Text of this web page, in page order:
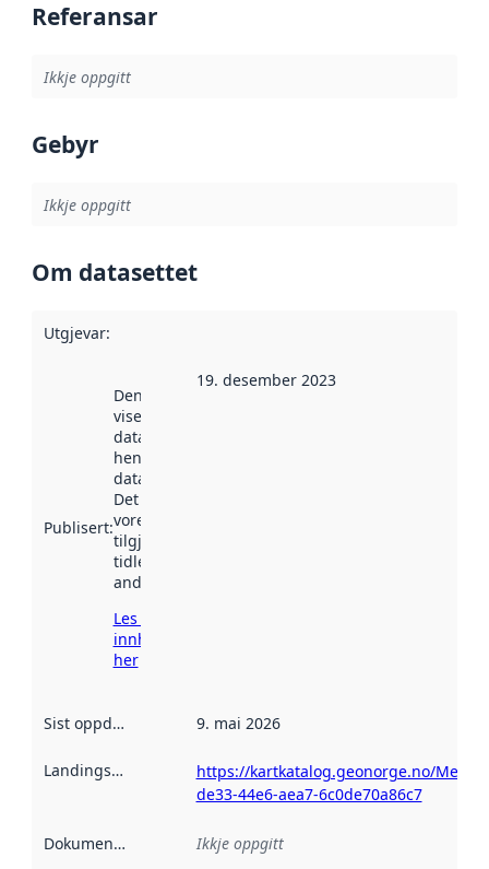
Referansar
Ikkje oppgitt
Gebyr
Ikkje oppgitt
Om datasettet
Utgjevar:
Publisert:
Denne datoen
viser når
datasettet vart
henta inn av
data.norge.no.
Det kan ha
vore
tilgjengeleg
tidlegare
andre stader.
Les meir om
innhenting
her
19. desember 2023
Sist oppdatert 9. mai 2026
Landingsside
https://kartkatalog.geonorge.no/
de33-44e6-aea7-6c0de70a86c7
Dokumentasjon Ikkje oppgitt